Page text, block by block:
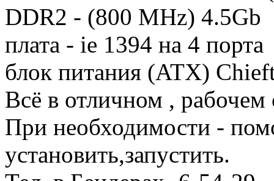
DDR2 - (800 MHz) 4.5Gb
плата - ie 1394 на 4 порта
блок питания (ATX)
Всё в отличном , рабочем
При необходимости -
установить,запустить.